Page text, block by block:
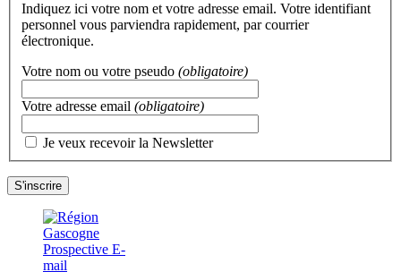
Indiquez ici votre nom et votre adresse email. Votre identifiant
personnel vous parviendra rapidement, par courrier
électronique.
Votre nom ou votre pseudo (obligatoire)
Votre adresse email (obligatoire)
Je veux recevoir la Newsletter